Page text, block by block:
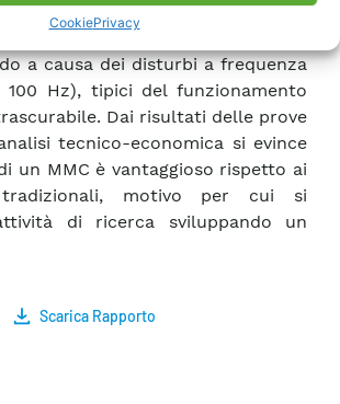
CookiePrivacy
delle prove di vita su tre celle
a causa dei disturbi a frequenza
100 Hz), tipici del funzionamento
Dai risultati delle prove
tecnico-economica si evince
un MMC è vantaggioso rispetto ai
motivo per cui si
di ricerca sviluppando un
Scarica Rapporto